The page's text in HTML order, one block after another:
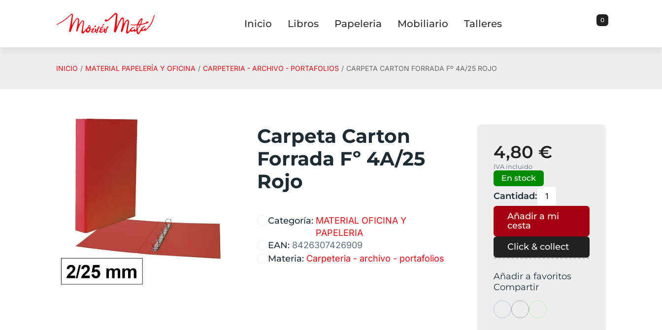
Inicio Libros Papeleria Mobiliario Talleres 0
INICIO MATERIAL PAPELERÍA Y OFICINA CARPETERIA - ARCHIVO - PORTAFOLIOS CARPETA CARTON FORRADA Fº 4A/25 ROJO
Carpeta Carton
Forrada Fº 4A/25
Rojo
Categoría: MATERIAL OFICINA Y
PAPELERIA
EAN: 8426307426909
Materia: Carpeteria - archivo - portafolios
4,80 €
IVA incluido
En stock
Cantidad:
Añadir a mi
cesta
Click & collect
Añadir a favoritos
Compartir